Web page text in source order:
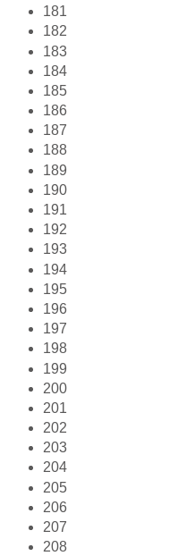
181
182
183
184
185
186
187
188
189
190
191
192
193
194
195
196
197
198
199
200
201
202
203
204
205
206
207
208